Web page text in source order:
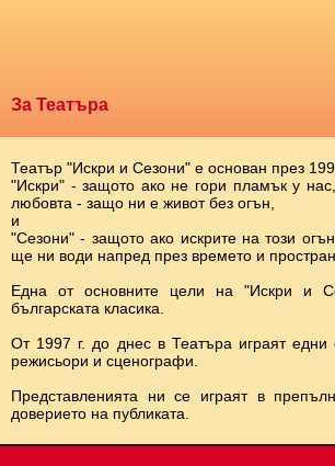
За Театъра
Театър "Искри и Сезони" е основан през
"Искри" - защото ако не гори пламък у
любовта - защо ни е живот без огън,
и
"Сезони" - защото ако искрите на този
ще ни води напред през времето и
Една от основните цели на "Искри и
българската класика.
От 1997 г. до днес в Театъра играят едни
режисьори и сценографи.
Представленията ни се играят в
доверието на публиката.